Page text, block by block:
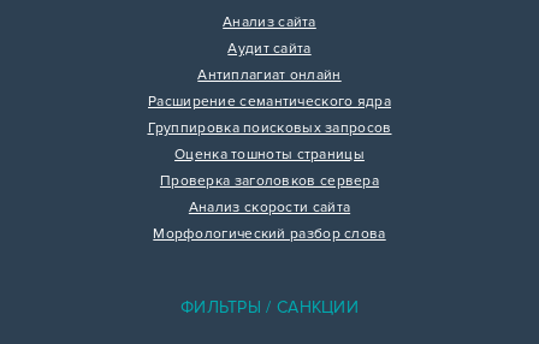
Анализ сайта
Аудит сайта
Антиплагиат онлайн
Расширение семантического ядра
Группировка поисковых запросов
Оценка тошноты страницы
Проверка заголовков сервера
Анализ скорости сайта
Морфологический разбор слова
ФИЛЬТРЫ / САНКЦИИ